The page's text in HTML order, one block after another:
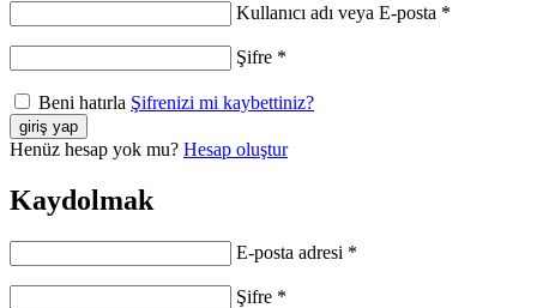
Kullanıcı adı veya E-posta *
Şifre *
Beni hatırla Şifrenizi mi kaybettiniz?
Henüz hesap yok mu? Hesap oluştur
Kaydolmak
E-posta adresi *
Şifre *